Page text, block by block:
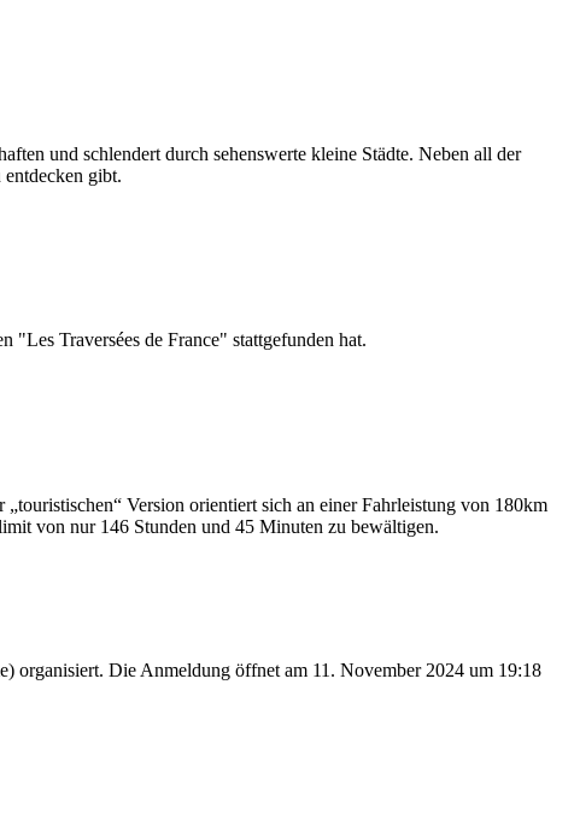
und schlendert durch sehenswerte kleine Städte. Neben all der
gibt.
Traversées de France" stattgefunden hat.
Version orientiert sich an einer Fahrleistung von 180km
von nur 146 Stunden und 45 Minuten zu bewältigen.
organisiert. Die Anmeldung öffnet am 11. November 2024 um 19:18